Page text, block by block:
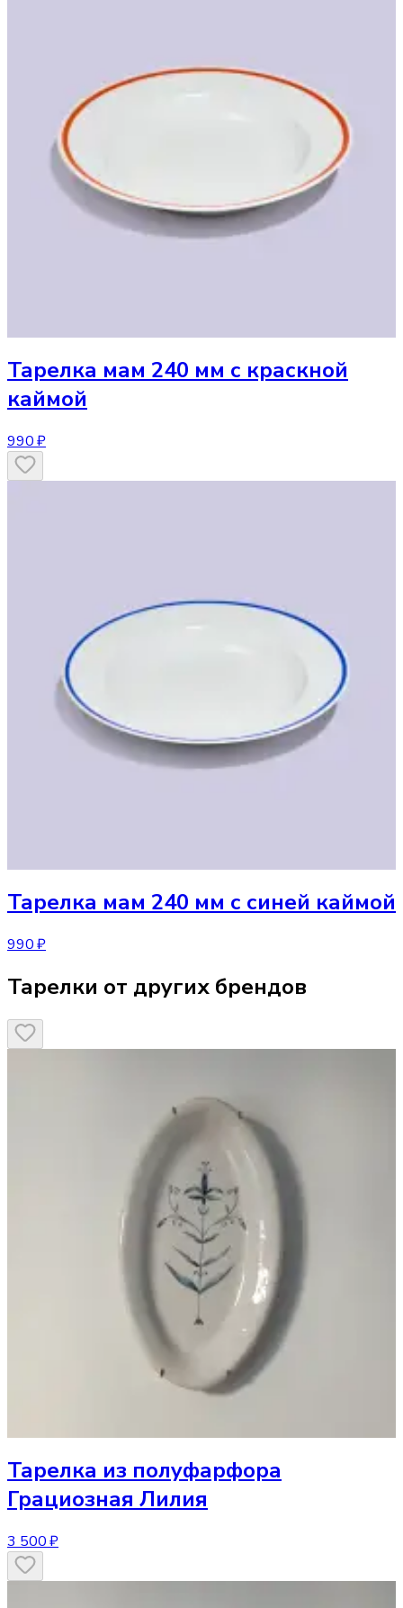
Тарелка мам 240 мм с краскной
каймой
990 ₽
Тарелка мам 240 мм с синей каймой
990 ₽
Тарелки от других брендов
Тарелка из полуфарфора
Грациозная Лилия
3 500 ₽